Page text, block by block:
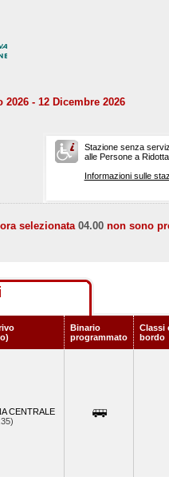
2026 - 12 Dicembre 2026
Stazione senza
alle Persone a
Informazioni sulle
selezionata04.00 non sono
Binario
programmato
Classi
bordo
CENTRALE